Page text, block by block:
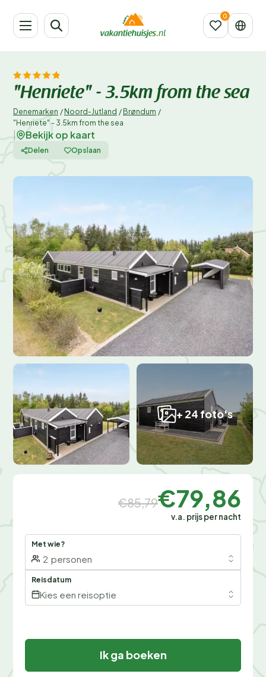
"Henriete" - 3.5km from the sea
Denemarken / Noord-Jutland / Brøndum /
"Henriete" - 3.5km from the sea
Bekijk op kaart
Delen Opslaan
+ 24 foto's
€85,79€79,86
v.a. prijs per nacht
Met wie?
2 personen
Reisdatum
Kies een reisoptie
Ik ga boeken